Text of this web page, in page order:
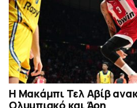
Η Μακάμπι Τελ Αβίβ
Ολυμπιακό και Άρη